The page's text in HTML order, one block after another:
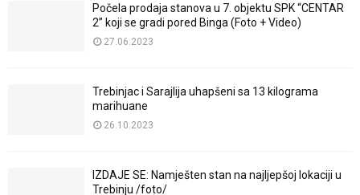
Počela prodaja stanova u 7. objektu SPK “CENTAR
2” koji se gradi pored Binga (Foto + Video)
27.06.2023
Trebinjac i Sarajlija uhapšeni sa 13 kilograma
marihuane
26.10.2023
IZDAJE SE: Namješten stan na najljepšoj lokaciji u
Trebinju /foto/